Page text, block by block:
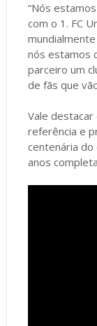
“Nós
com o 1. FC
nós estamos
parceiro um
de fãs que
Vale destacar
referência e
centenária do
anos